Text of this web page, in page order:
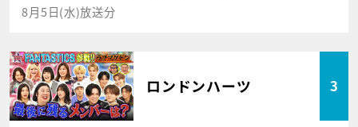
8月5日(水)放送分
ロンドンハーツ 3